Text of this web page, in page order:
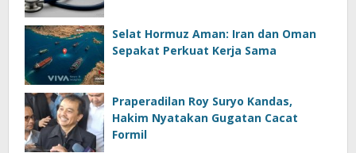
Selat Hormuz Aman: Iran dan Oman
Sepakat Perkuat Kerja Sama
Praperadilan Roy Suryo Kandas,
Hakim Nyatakan Gugatan Cacat
Formil